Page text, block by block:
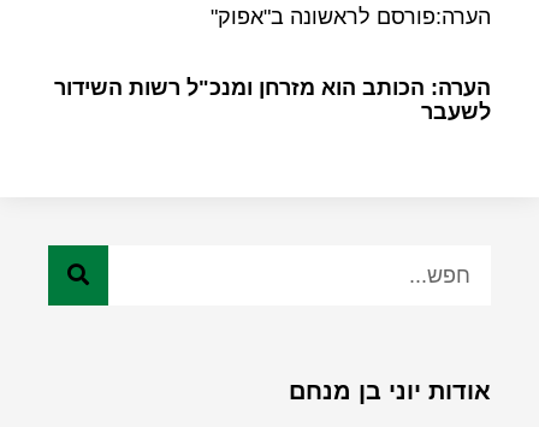
הערה:פורסם לראשונה ב"אפוק"
הערה: הכותב הוא מזרחן ומנכ"ל רשות השידור
לשעבר
אודות יוני בן מנחם